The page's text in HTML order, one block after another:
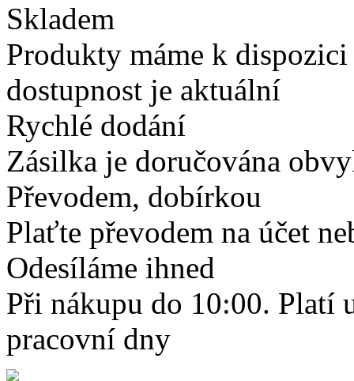
Skladem
Produkty máme k
dostupnost je aktuální
Rychlé dodání
Zásilka je doručována
Převodem, dobírkou
Plaťte převodem na účet
Odesíláme ihned
Při nákupu do 10:00. Platí
pracovní dny